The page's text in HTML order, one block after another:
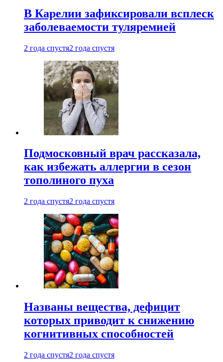
В Карелии зафиксировали всплеск
заболеваемости туляремией
2 года спустя2 года спустя
Подмосковный врач рассказала,
как избежать аллергии в сезон
тополиного пуха
2 года спустя2 года спустя
Названы вещества, дефицит
которых приводит к снижению
когнитивных способностей
2 года спустя2 года спустя